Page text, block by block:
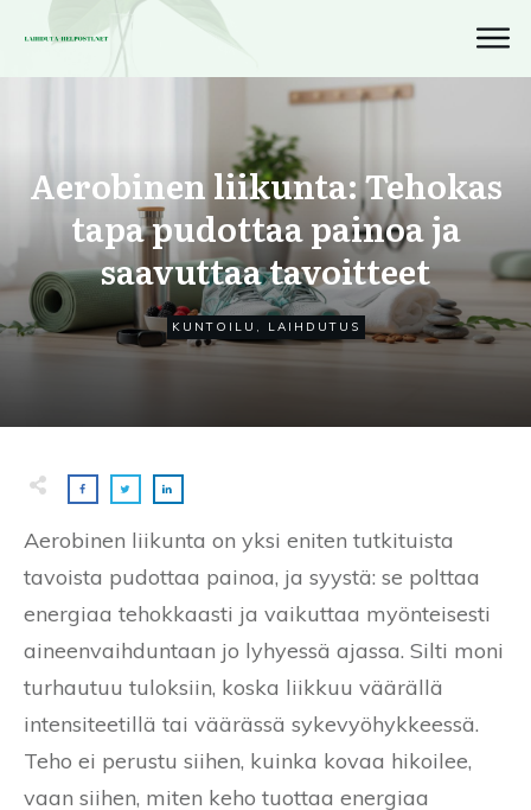
Aerobinen liikunta: Tehokas
tapa pudottaa painoa ja
saavuttaa tavoitteet
KUNTOILU , LAIHDUTUS
Aerobinen liikunta on yksi eniten tutkituista
tavoista pudottaa painoa, ja syystä: se polttaa
energiaa tehokkaasti ja vaikuttaa myönteisesti
aineenvaihduntaan jo lyhyessä ajassa. Silti moni
turhautuu tuloksiin, koska liikkuu väärällä
intensiteetillä tai väärässä sykevyöhykkeessä.
Teho ei perustu siihen, kuinka kovaa hikoilee,
vaan siihen, miten keho tuottaa energiaa